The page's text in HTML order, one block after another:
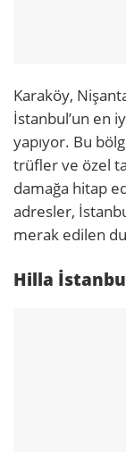
Karaköy,
İstanbul’un en
yapıyor. Bu
trüfler ve özel
damağa hitap
adresler,
merak edilen
Hilla